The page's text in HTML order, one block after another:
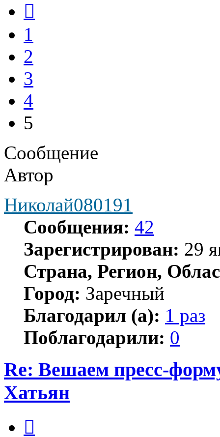
1
2
3
4
5
Сообщение
Автор
Николай080191
Сообщения: 42
Зарегистрирован: 29
Страна, Регион,
Город: Заречный
Благодарил (а): 1 раз
Поблагодарили: 0
Re: Вешаем пресс-
Хатьян